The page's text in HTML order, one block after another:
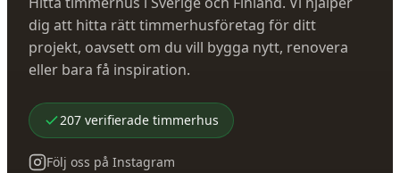
dig att hitta rätt timmerhusföretag för ditt
projekt, oavsett om du vill bygga nytt, renovera
eller bara få inspiration.
207 verifierade timmerhus
Följ oss på Instagram